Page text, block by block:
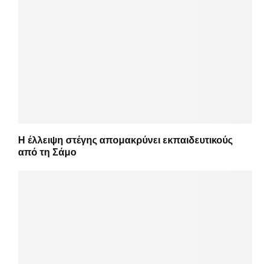
Η έλλειψη στέγης απομακρύνει εκπαιδευτικούς
από τη Σάμο